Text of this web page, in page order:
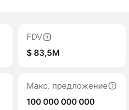
FDV
$ 83,5M
Макс. предложение
100 000 000 000